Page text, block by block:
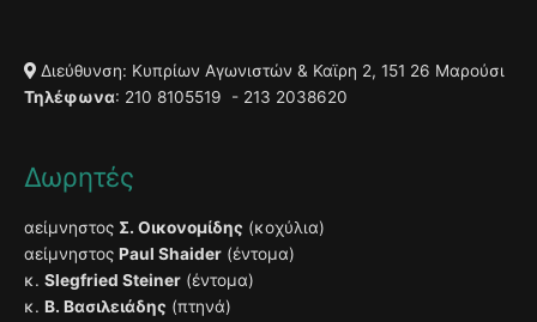
Διεύθυνση: Κυπρίων Αγωνιστών & Καϊρη 2, 151 26 Μαρούσι
Τηλέφωνα: 210 8105519 - 213 2038620
Δωρητές
αείμνηστος Σ. Οικονομίδης (κοχύλια)
αείμνηστος Paul Shaider (έντομα)
κ. Slegfried Steiner (έντομα)
κ. Β. Βασιλειάδης (πτηνά)